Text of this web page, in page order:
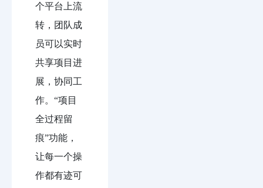
个平台上流
转，团队成
员可以实时
共享项目进
展，协同工
作。“项目
全过程留
痕”功能，
让每一个操
作都有迹可